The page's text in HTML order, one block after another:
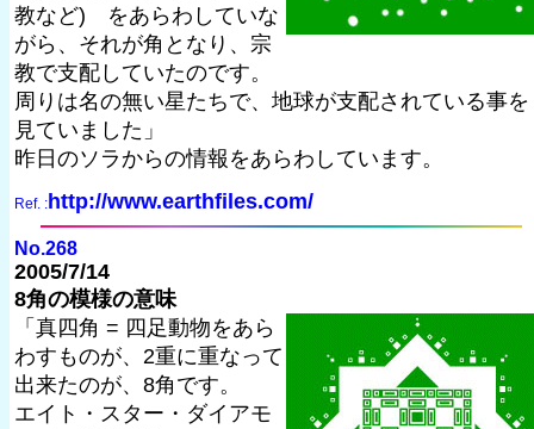
教など) をあらわしていな
がら、それが角となり、宗
教で支配していたのです。
周りは名の無い星たちで、地球が支配されている事を
見ていました」
昨日のソラからの情報をあらわしています。
Ref. : http://www.earthfiles.com/
No.268
2005/7/14
8角の模様の意味
「真四角 = 四足動物をあら
わすものが、2重に重なって
出来たのが、8角です。
エイト・スター・ダイアモ